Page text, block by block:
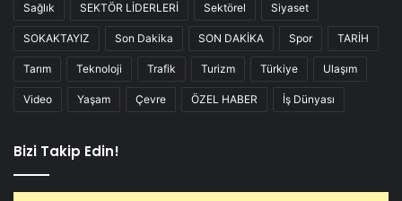
Sağlık SEKTÖR LİDERLERİ Sektörel Siyaset
SOKAKTAYIZ Son Dakika SON DAKİKA Spor TARİH
Tarım Teknoloji Trafik Turizm Türkiye Ulaşım
Video Yaşam Çevre ÖZEL HABER İş Dünyası
Bizi Takip Edin!